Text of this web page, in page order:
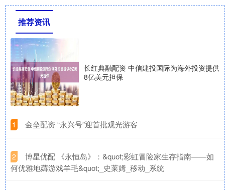
推荐资讯
长红典融配资 中信建投国际为海外投资提供
8亿美元担保
1 ​金垒配资 “永兴号”迎首批观光游客
2
​博星优配 《永恒岛》：&quot;彩虹冒险家生存指南——如
何优雅地薅游戏羊毛&quot;_史莱姆_移动_系统